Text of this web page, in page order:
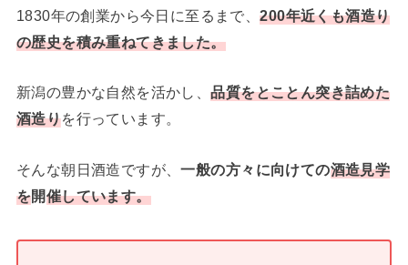
1830年の創業から今日に至るまで、200年近くも酒造り
の歴史を積み重ねてきました。
新潟の豊かな自然を活かし、品質をとことん突き詰めた
酒造りを行っています。
そんな朝日酒造ですが、一般の方々に向けての酒造見学
を開催しています。